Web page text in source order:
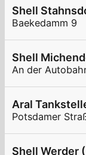
Shell
Baekedamm 9
An der
Aral
Potsdamer